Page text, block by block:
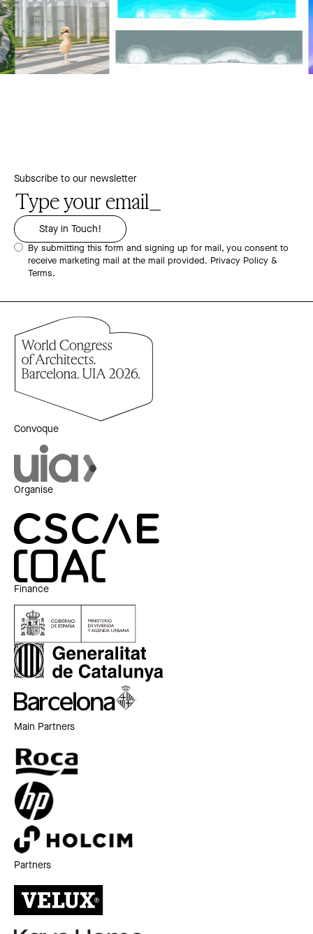
Subscribe to our newsletter
By submitting this form and signing up for mail, you consent to
receive marketing mail at the mail provided. Privacy Policy &
Terms.
Convoque
Organise
Finance
Main Partners
Partners